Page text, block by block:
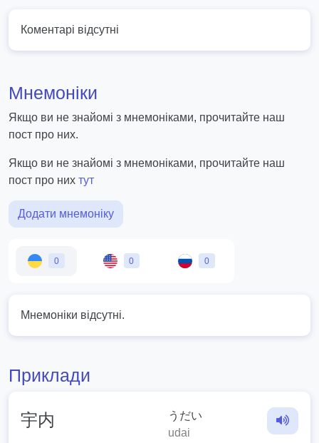
Коментарі відсутні
Мнемоніки
Якщо ви не знайомі з мнемоніками, прочитайте наш
пост про них.
Якщо ви не знайомі з мнемоніками, прочитайте наш
пост про них тут
Додати мнемоніку
0 0 0
Мнемоніки відсутні.
Приклади
宇内
うだい
udai